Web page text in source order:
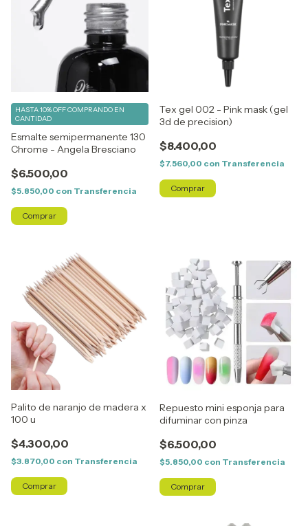
Esmalte semipermanente 130
Chrome - Angela Bresciano
$6.500,00
HASTA 10% OFFCOMPRANDO EN
CANTIDAD
$5.850,00 con Transferencia
Tex gel 002 - Pink mask (gel
3d de precision)
$8.400,00
$7.560,00 con Transferencia
Palito de naranjo de madera x
100 u
$4.300,00
$3.870,00 con Transferencia
Repuesto mini esponja para
difuminar con pinza
$6.500,00
$5.850,00 con Transferencia